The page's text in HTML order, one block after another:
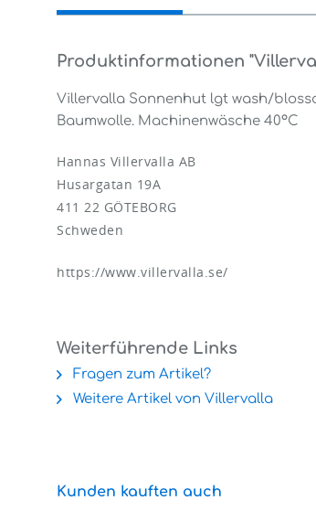
Produktinformationen
Villervalla Sonnenhut lgt wash/
Baumwolle. Machinenwäsche 40°C
Hannas Villervalla AB
Husargatan 19A
411 22 GÖTEBORG
Schweden
https://www.villervalla.se/
Weiterführende Links
Fragen zum Artikel?
Weitere Artikel von Villervalla
Kunden kauften auch